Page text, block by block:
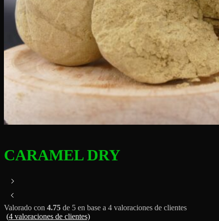
CARAMEL DRY
Valorado con 4.75 de 5 en base a 4 valoraciones de clientes
(4 valoraciones de clientes)